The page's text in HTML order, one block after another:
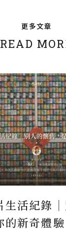
更多文章
READ
生活紀錄
的新奇體驗